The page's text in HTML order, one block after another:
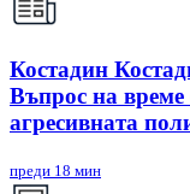
Костадин
Въпрос на време
агресивната
преди 18 мин